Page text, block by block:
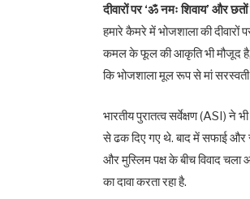
दीवारों पर ‘ॐ नमः शिवाय’ और
हमारे कैमरे में भोजशाला की
कमल के फूल की आकृति भी मौजूद है,
कि भोजशाला मूल रूप से मां सरस्वती
भारतीय पुरातत्व सर्वेक्षण (ASI) ने
से ढक दिए गए थे. बाद में सफाई
और मुस्लिम पक्ष के बीच विवाद चला
का दावा करता रहा है.